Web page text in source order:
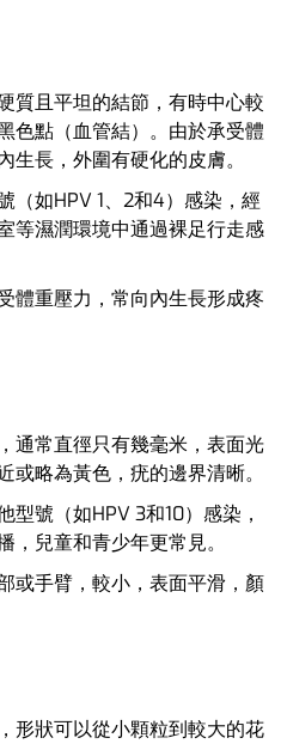
質且平坦的結節，有時中心較
色點（血管結）。由於承受體
生長，外圍有硬化的皮膚。
（如HPV 1、2和4）感染，經
等濕潤環境中通過裸足行走感
體重壓力，常向內生長形成疼
通常直徑只有幾毫米，表面光
或略為黃色，疣的邊界清晰。
型號（如HPV 3和10）感染，
，兒童和青少年更常見。
或手臂，較小，表面平滑，顏
形狀可以從小顆粒到較大的花